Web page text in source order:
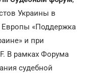
Украины в
Европы «Поддержка
и при
В рамках Форума
судебной